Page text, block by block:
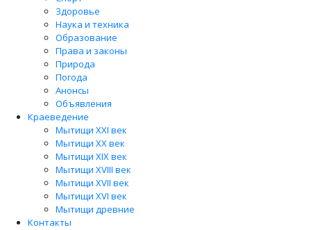
Здоровье
Наука и техника
Образование
Права и законы
Природа
Погода
Анонсы
Объявления
Краеведение
Мытищи XXI век
Мытищи XX век
Мытищи XIX век
Мытищи XVIII век
Мытищи XVII век
Мытищи XVI век
Мытищи древние
Контакты